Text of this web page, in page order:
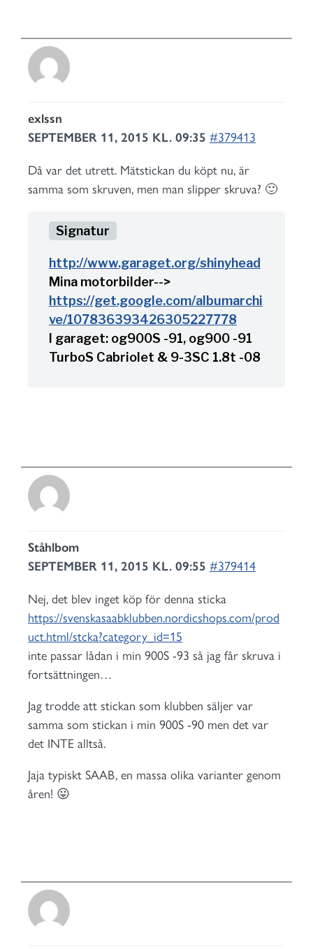
exlssn
SEPTEMBER 11, 2015 KL. 09:35 #379413
Då var det utrett. Mätstickan du köpt nu, är
samma som skruven, men man slipper skruva? 🙂
http://www.garaget.org/shinyhead
Mina motorbilder-->
https://get.google.com/albumarchi
ve/107836393426305227778
I garaget: og900S -91, og900 -91
TurboS Cabriolet & 9-3SC 1.8t -08
Ståhlbom
SEPTEMBER 11, 2015 KL. 09:55 #379414
Nej, det blev inget köp för denna sticka
https://svenskasaabklubben.nordicshops.com/prod
uct.html/stcka?category_id=15
inte passar lådan i min 900S -93 så jag får skruva i
fortsättningen…
Jag trodde att stickan som klubben säljer var
samma som stickan i min 900S -90 men det var
det INTE alltså.
Jaja typiskt SAAB, en massa olika varianter genom
åren! 😛